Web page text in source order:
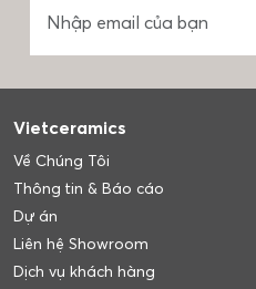
Vietceramics
Về Chúng Tôi
Thông tin & Báo cáo
Dự án
Liên hệ Showroom
Dịch vụ khách hàng